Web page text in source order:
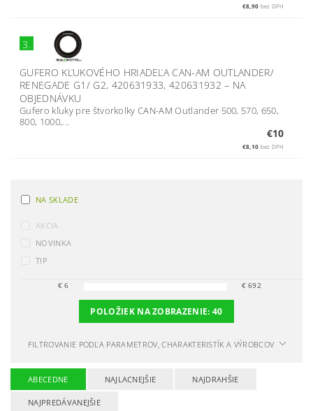
€8,90 bez DPH
3.
GUFERO KĽUKOVÉHO HRIADEĽA CAN-AM OUTLANDER/
RENEGADE G1/ G2, 420631933, 420631932– NA
OBJEDNÁVKU
Gufero kľuky pre štvorkolky CAN-AM Outlander 500, 570, 650,
800, 1000,...
€10
€8,10 bez DPH
NA SKLADE
AKCIA
NOVINKA
TIP
€6 €692
POLOŽIEK NA ZOBRAZENIE:40
FILTROVANIE PODĽA PARAMETROV, CHARAKTERISTÍK A VÝROBCOV
ABECEDNE NAJLACNEJŠIE NAJDRAHŠIE
NAJPREDÁVANEJŠIE